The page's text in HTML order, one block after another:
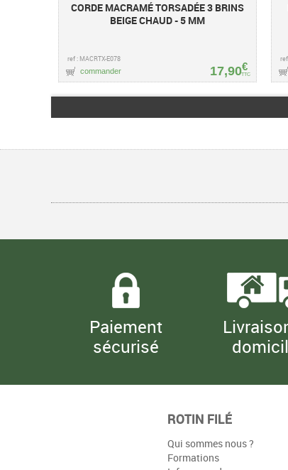
CORDE MACRAMÉ TORSADÉE 3 BRINS
BEIGE CHAUD - 5 MM
ref : MACRTX-E078
17,90€
TTC
commander
Paiement
sécurisé
ROTIN FILÉ
Qui sommes nous ?
Formations